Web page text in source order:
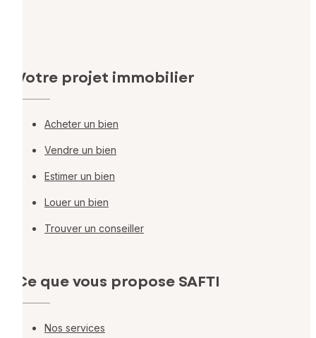
Votre projet immobilier
Acheter un bien
Vendre un bien
Estimer un bien
Louer un bien
Trouver un conseiller
Ce que vous propose SAFTI
Nos services